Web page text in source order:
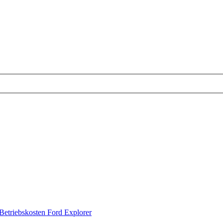
Ford Explorer